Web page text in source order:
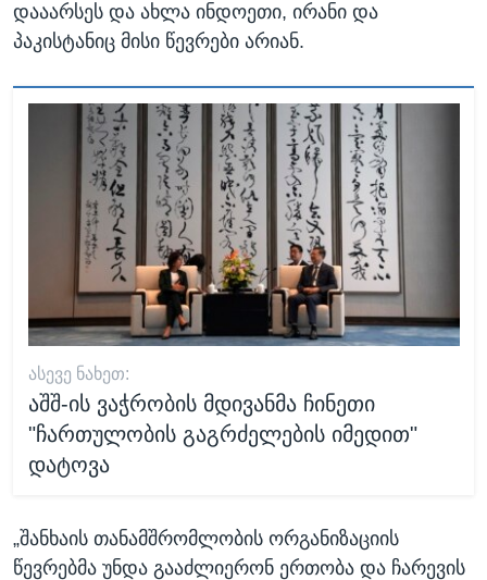
დააარსეს და ახლა ინდოეთი, ირანი და
პაკისტანიც მისი წევრები არიან.
ᲐᲡᲔᲕᲔ ᲜᲐᲮᲔᲗ:
აშშ-ის ვაჭრობის მდივანმა ჩინეთი
"ჩართულობის გაგრძელების იმედით"
დატოვა
„შანხაის თანამშრომლობის ორგანიზაციის
წევრებმა უნდა გააძლიერონ ერთობა და ჩარევის